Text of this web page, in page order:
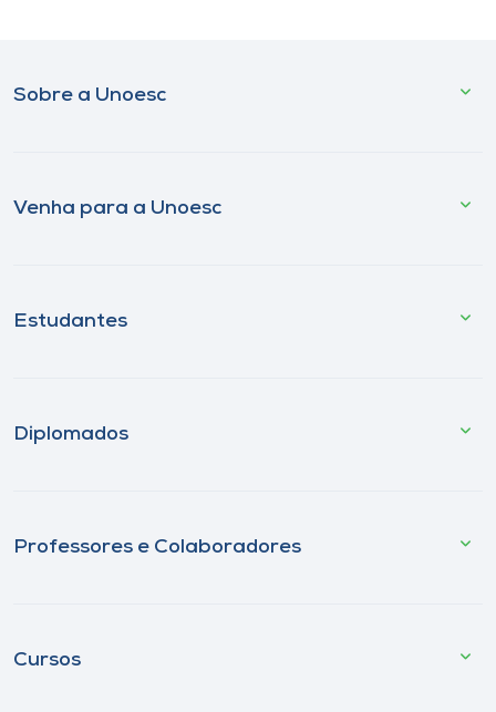
Sobre a Unoesc
Venha para a Unoesc
Estudantes
Diplomados
Professores e Colaboradores
Cursos